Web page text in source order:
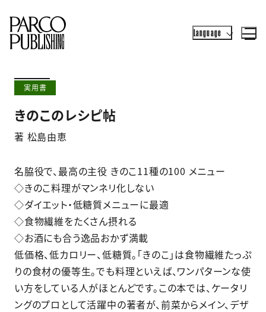
Language
実用書
きのこのレシピ帖
著 松島由恵
名脇役で、最高の主役 きのこ11種の100 メニュー
◇きのこ料理がマンネリ化しない
◇ダイエット・低糖質メニューに最適
◇食物繊維をたくさん摂れる
◇お酒にも合う逸品おかず満載
低価格、低カロリー、低糖質。「きのこ」は食物繊維たっぷ
りの食材の優等生。でも料理といえば、ワンパターンな使
い方をしている人がほとんどです。この本では、ケータリ
ングのプロとして活躍中の著者が、前菜からメイン、デザ